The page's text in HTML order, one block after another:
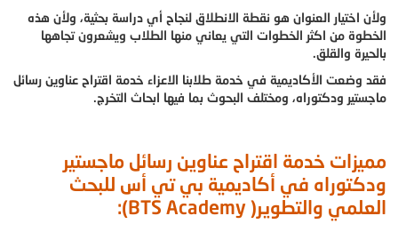
ولأن اختيار العنوان هو نقطة الانطلاق لنجاح أي دراسة بحثية، ولأن هذه
الخطوة من اكثر الخطوات التي يعاني منها الطلاب ويشعرون تجاهها
بالحيرة والقلق.
فقد وضعت الأكاديمية في خدمة طلابنا الاعزاء خدمة اقتراح عناوين رسائل
ماجستير ودكتوراه، ومختلف البحوث بما فيها ابحاث التخرج.
مميزات خدمة اقتراح عناوين رسائل ماجستير
ودكتوراه في أكاديمية بي تي أس للبحث
العلمي والتطوير( BTS Academy):